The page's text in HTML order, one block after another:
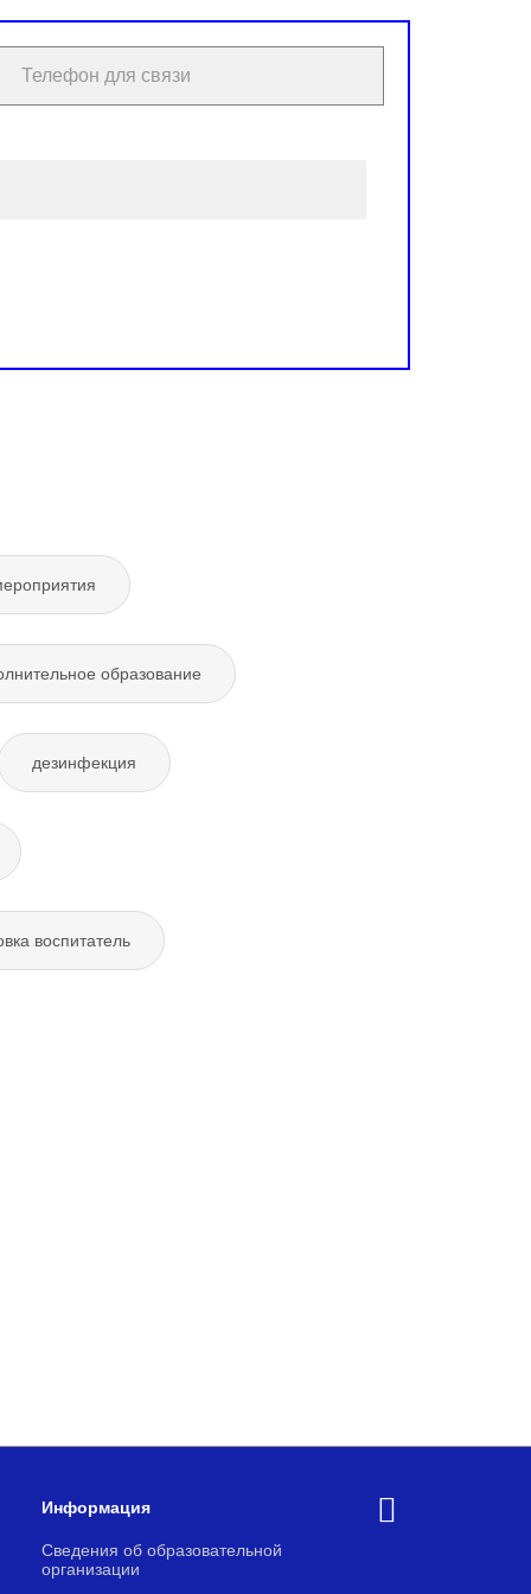
образование
дезинфекция
воспитатель
Информация
Сведения об образовательной
организации